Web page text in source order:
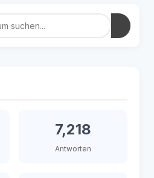
7,218
Antworten